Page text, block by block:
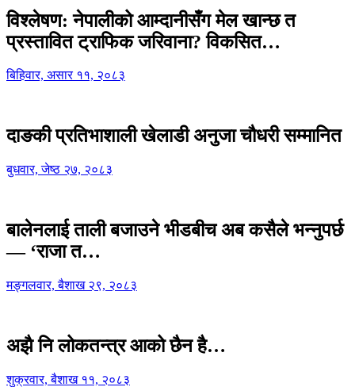
विश्लेषण: नेपालीको आम्दानीसँग मेल खान्छ त
प्रस्तावित ट्राफिक जरिवाना? विकसित…
बिहिवार, असार ११, २०८३
दाङकी प्रतिभाशाली खेलाडी अनुजा चौधरी सम्मानित
बुधवार, जेष्ठ २७, २०८३
बालेनलाई ताली बजाउने भीडबीच अब कसैले भन्नुपर्छ
— ‘राजा त…
मङ्गलवार, बैशाख २९, २०८३
अझै नि लोकतन्त्र आको छैन है…
शुक्रवार, बैशाख ११, २०८३